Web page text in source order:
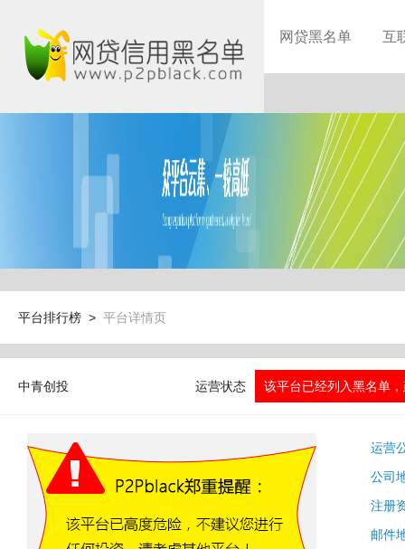
网贷黑名单 互
平台排行榜 > 平台详情页
中青创投 运营状态 该平台已经列入黑名单
运营
公司
注册
邮件